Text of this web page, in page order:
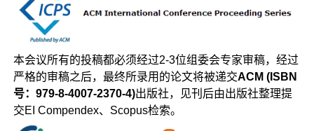
本会议所有的投稿都必须经过2-3位组委会专家审稿，经过
严格的审稿之后，最终所录用的论文将被递交ACM (ISBN
号：979-8-4007-2370-4)出版社，见刊后由出版社整理提
交EI Compendex、Scopus检索。